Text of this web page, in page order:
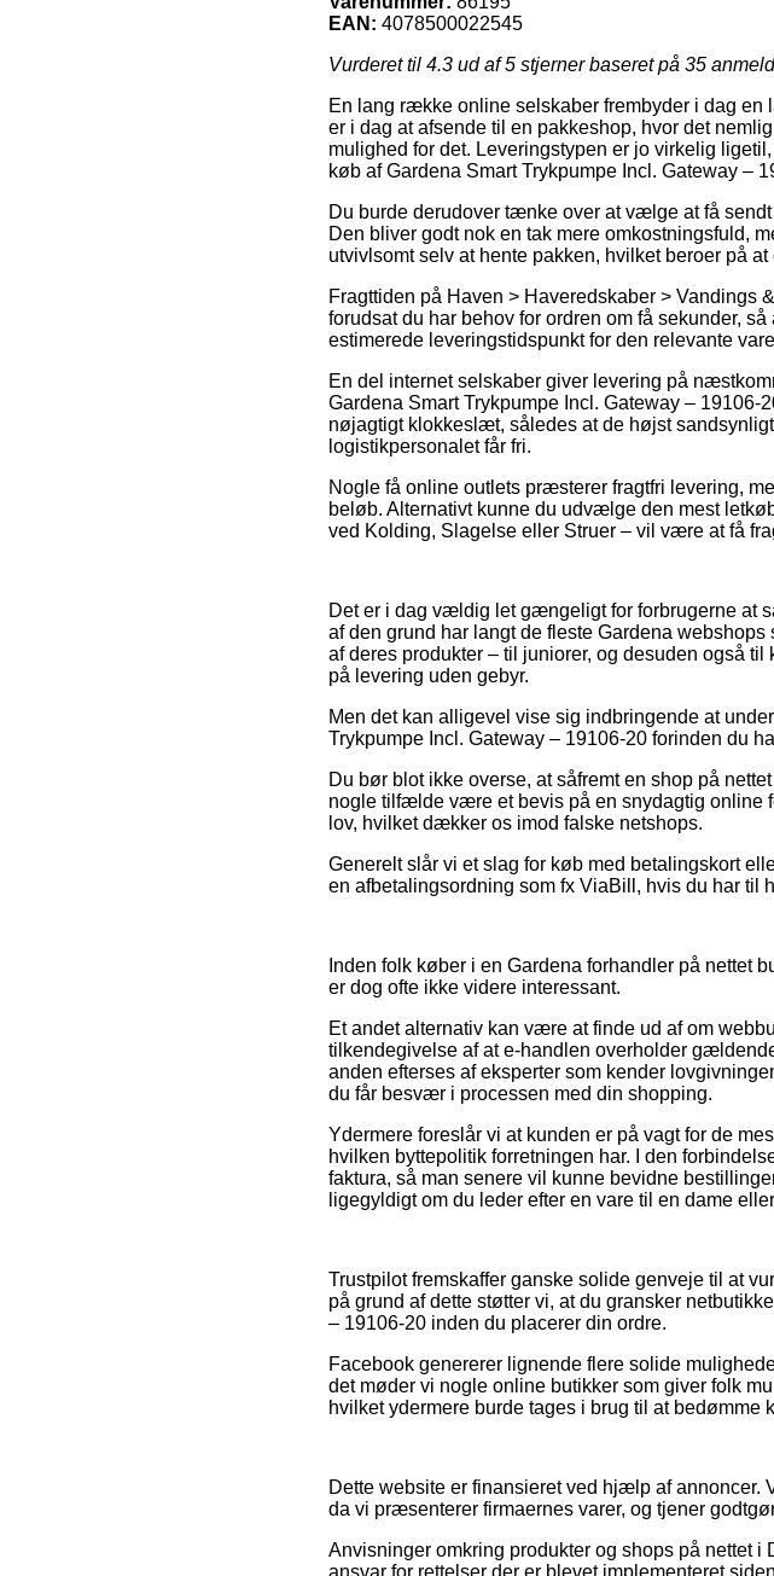
EAN: 4078500022545
Vurderet til 4.3 ud af 5 stjerner baseret på 35
En lang række online selskaber frembyder i dag
er i dag at afsende til en pakkeshop, hvor det
mulighed for det. Leveringstypen er jo virkelig
køb af Gardena Smart Trykpumpe Incl. Gateway –
Du burde derudover tænke over at vælge at få
Den bliver godt nok en tak mere omkostningsfuld,
utvivlsomt selv at hente pakken, hvilket beroer på
Fragttiden på Haven > Haveredskaber >
forudsat du har behov for ordren om få sekunder,
estimerede leveringstidspunkt for den relevante
En del internet selskaber giver levering på
Gardena Smart Trykpumpe Incl. Gateway –
nøjagtigt klokkeslæt, således at de højst
logistikpersonalet får fri.
Nogle få online outlets præsterer fragtfri levering,
beløb. Alternativt kunne du udvælge den mest
ved Kolding, Slagelse eller Struer – vil være at få
Det er i dag vældig let gængeligt for forbrugerne at
af den grund har langt de fleste Gardena
af deres produkter – til juniorer, og desuden også
på levering uden gebyr.
Men det kan alligevel vise sig indbringende at
Trykpumpe Incl. Gateway – 19106-20 forinden du
Du bør blot ikke overse, at såfremt en shop på
nogle tilfælde være et bevis på en snydagtig online
lov, hvilket dækker os imod falske netshops.
Generelt slår vi et slag for køb med betalingskort
en afbetalingsordning som fx ViaBill, hvis du har til
Inden folk køber i en Gardena forhandler på nettet
er dog ofte ikke videre interessant.
Et andet alternativ kan være at finde ud af om
tilkendegivelse af at e-handlen overholder
anden efterses af eksperter som kender
du får besvær i processen med din shopping.
Ydermere foreslår vi at kunden er på vagt for de
hvilken byttepolitik forretningen har. I den
faktura, så man senere vil kunne bevidne
ligegyldigt om du leder efter en vare til en dame
Trustpilot fremskaffer ganske solide genveje til at
på grund af dette støtter vi, at du gransker
– 19106-20 inden du placerer din ordre.
Facebook genererer lignende flere solide
det møder vi nogle online butikker som giver folk
hvilket ydermere burde tages i brug til at bedømme
Dette website er finansieret ved hjælp af
da vi præsenterer firmaernes varer, og tjener
Anvisninger omkring produkter og shops på nettet
ansvar for rettelser der er blevet implementeret